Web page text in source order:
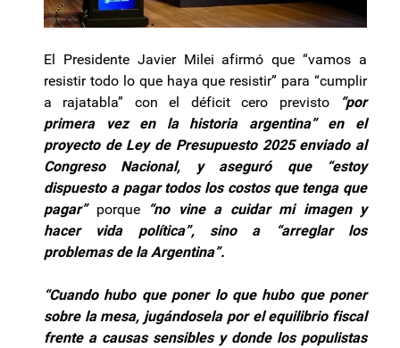
El Presidente Javier Milei afirmó que “vamos a
resistir todo lo que haya que resistir” para “cumplir
a rajatabla” con el déficit cero previsto
“por
primera vez en la historia argentina” en el
proyecto de Ley de Presupuesto 2025 enviado al
Congreso Nacional, y aseguró que “estoy
dispuesto a pagar todos los costos que tenga que
pagar”porque
“no vine a cuidar mi imagen y
hacer vida política”, sino a “arreglar los
problemas de la Argentina”.
“Cuando hubo que poner lo que hubo que poner
sobre la mesa, jugándosela por el equilibrio fiscal
frente a causas sensibles y donde los populistas